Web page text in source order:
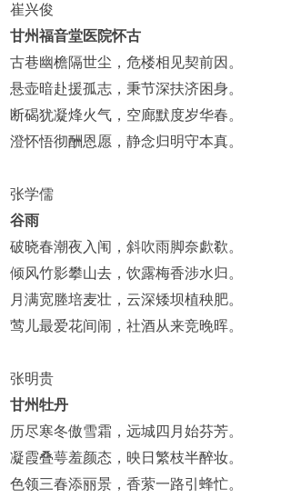
崔兴俊
甘州福音堂医院怀古
古巷幽檐隔世尘，危楼相见契前因。
悬壶暗赴援孤志，秉节深扶济困身。
断碣犹凝烽火气，空廊默度岁华春。
澄怀悟彻酬恩愿，静念归明守本真。
张学儒
谷雨
破晓春潮夜入闱，斜吹雨脚奈歔欷。
倾风竹影攀山去，饮露梅香涉水归。
月满宽塍培麦壮，云深矮坝植秧肥。
莺儿最爱花间闹，社酒从来竞晚晖。
张明贵
甘州牡丹
历尽寒冬傲雪霜，远城四月始芬芳。
凝霞叠萼羞颜态，映日繁枝半醉妆。
色领三春添丽景，香萦一路引蜂忙。